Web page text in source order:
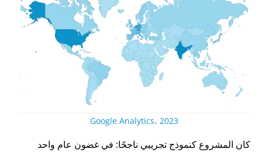
Google Analytics، 2023
كان المشروع كنموذج تجريبي ناجحًا: في غضون عام واحد